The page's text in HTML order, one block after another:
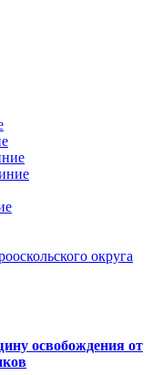
округа
освобождения от